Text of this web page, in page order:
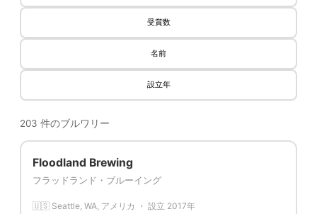
受賞数
名前
設立年
203 件のブルワリー
Floodland Brewing
フラッドランド・ブルーイング
🇺🇸 Seattle, WA, アメリカ ・ 設立 2017年